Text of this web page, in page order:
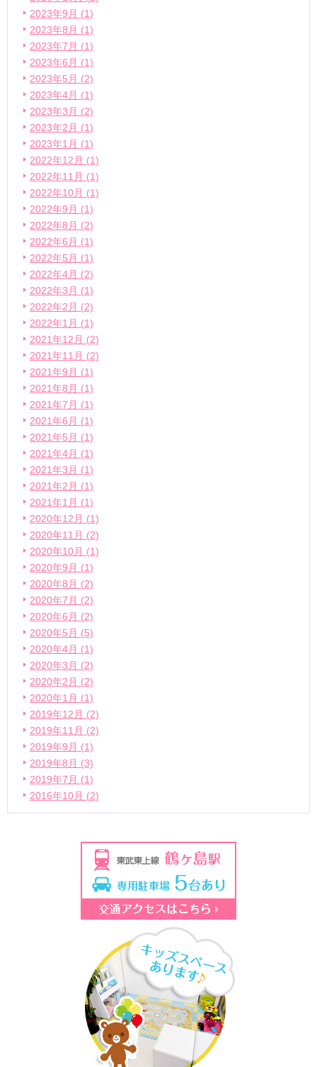
2023年9月 (1)
2023年8月 (1)
2023年7月 (1)
2023年6月 (1)
2023年5月 (2)
2023年4月 (1)
2023年3月 (2)
2023年2月 (1)
2023年1月 (1)
2022年12月 (1)
2022年11月 (1)
2022年10月 (1)
2022年9月 (1)
2022年8月 (2)
2022年6月 (1)
2022年5月 (1)
2022年4月 (2)
2022年3月 (1)
2022年2月 (2)
2022年1月 (1)
2021年12月 (2)
2021年11月 (2)
2021年9月 (1)
2021年8月 (1)
2021年7月 (1)
2021年6月 (1)
2021年5月 (1)
2021年4月 (1)
2021年3月 (1)
2021年2月 (1)
2021年1月 (1)
2020年12月 (1)
2020年11月 (2)
2020年10月 (1)
2020年9月 (1)
2020年8月 (2)
2020年7月 (2)
2020年6月 (2)
2020年5月 (5)
2020年4月 (1)
2020年3月 (2)
2020年2月 (2)
2020年1月 (1)
2019年12月 (2)
2019年11月 (2)
2019年9月 (1)
2019年8月 (3)
2019年7月 (1)
2016年10月 (2)